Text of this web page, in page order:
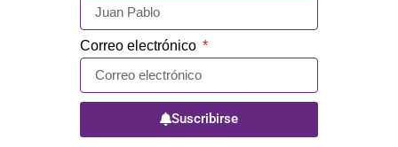
Correo electrónico
Suscribirse